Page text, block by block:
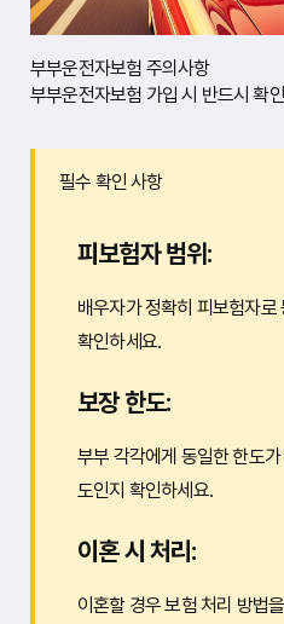
부부운전자보험 주의사항
부부운전자보험 가입 시 반드시 확
필수 확인 사항
피보험자 범위:
배우자가 정확히 피보험자로
확인하세요.
보장 한도:
부부 각각에게 동일한 한도
도인지 확인하세요.
이혼 시 처리:
이혼할 경우 보험 처리 방법